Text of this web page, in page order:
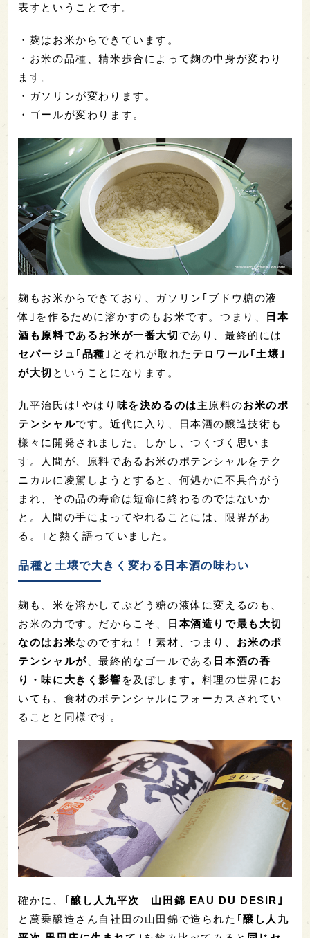
表すということです。
・麹はお米からできています。
・お米の品種、精米歩合によって麹の中身が変わり
ます。
・ガソリンが変わります。
・ゴールが変わります。
麹もお米からできており、ガソリン｢ブドウ糖の液
体｣を作るために溶かすのもお米です。つまり、
日本
酒も原料であるお米が一番大切 であり、最終的には
セパージュ｢品種｣ とそれが取れた テロワール｢土壌｣
が大切 ということになります。
九平治氏は｢やはり 味を決めるのは主原料のお米のポ
テンシャルです。近代に入り、日本酒の醸造技術も
様々に開発されました。しかし、つくづく思いま
す。人間が、原料であるお米のポテンシャルをテク
ニカルに凌駕しようとすると、何処かに不具合がう
まれ、その品の寿命は短命に終わるのではないか
と。人間の手によってやれることには、限界があ
る。｣と熱く語っていました。
品種と土壌で大きく変わる日本酒の味わい
麹も、米を溶かしてぶどう糖の液体に変えるのも、
お米の力です。だからこそ、
日本酒造りで最も大切
なのはお米なのですね！！素材、つまり、 お米のポ
テンシャルが 、最終的なゴールである 日本酒の香
り・味に大きく影響 を及ぼします。 料理の世界にお
いても、食材のポテンシャルにフォーカスされてい
ることと同様です。
確かに、
｢醸し人九平次 山田錦 EAU DU DESIR｣
と萬乗醸造さん自社田の山田錦で造られた ｢醸し人九